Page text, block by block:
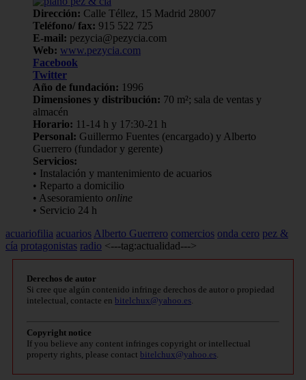
Dirección: Calle Téllez, 15 Madrid 28007
Teléfono/ fax: 915 522 725
E-mail: pezycia@pezycia.com
Web: www.pezycia.com
Facebook
Twitter
Año de fundación: 1996
Dimensiones y distribución: 70 m²; sala de ventas y
almacén
Horario: 11-14 h y 17:30-21 h
Personal: Guillermo Fuentes (encargado) y Alberto
Guerrero (fundador y gerente)
Servicios:
• Instalación y mantenimiento de acuarios
• Reparto a domicilio
• Asesoramiento online
• Servicio 24 h
acuariofilia acuarios Alberto Guerrero comercios onda cero pez &
cía protagonistas radio <---tag:actualidad--->
Derechos de autor
Si cree que algún contenido infringe derechos de autor o propiedad
intelectual, contacte en bitelchux@yahoo.es
Copyright notice
If you believe any content infringes copyright or intellectual
property rights, please contact bitelchux@yahoo.es